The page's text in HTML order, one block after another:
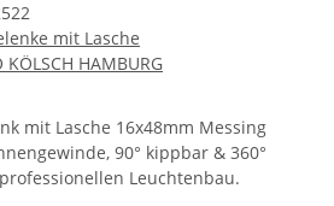
mit Lasche
KÖLSCH HAMBURG
mit Lasche 16x48mm Messing
90° kippbar & 360°
Leuchtenbau.